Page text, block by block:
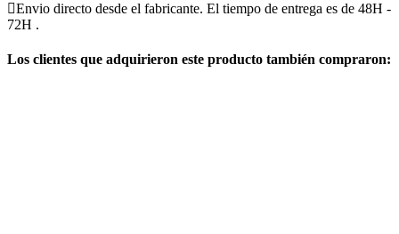
Envio directo desde el fabricante. El tiempo de entrega es de 48H -
72H .
Los clientes que adquirieron este producto también compraron: